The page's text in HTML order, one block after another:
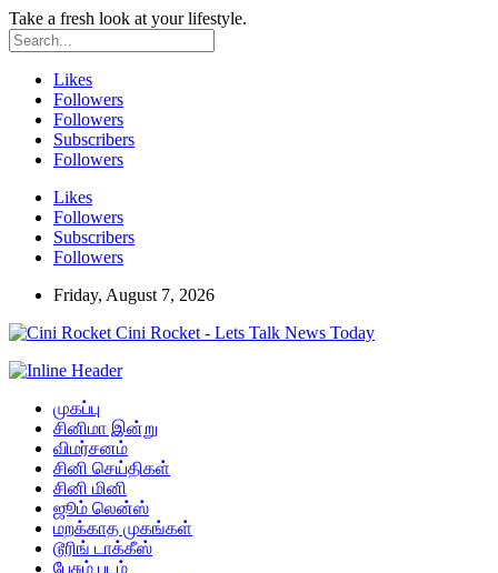
Take a fresh look at your lifestyle.
Likes
Followers
Followers
Subscribers
Followers
Likes
Followers
Subscribers
Followers
Friday, August 7, 2026
Cini Rocket - Lets Talk News Today
முகப்பு
சினிமா இன்று
விமர்சனம்
சினி செய்திகள்
சினி மினி
ஜூம் லென்ஸ்
மறக்காத முகங்கள்
டூரிங் டாக்கீஸ்
பேசும் படம்